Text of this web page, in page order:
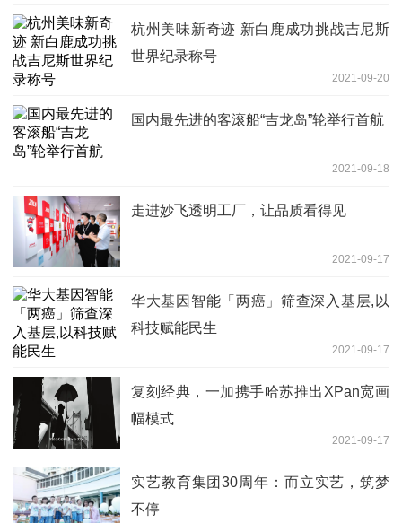
杭州美味新奇迹 新白鹿成功挑战吉尼斯
世界纪录称号
2021-09-20
国内最先进的客滚船“吉龙岛”轮举行首航
2021-09-18
走进妙飞透明工厂，让品质看得见
2021-09-17
华大基因智能「两癌」筛查深入基层,以
科技赋能民生
2021-09-17
复刻经典，一加携手哈苏推出XPan宽画
幅模式
2021-09-17
实艺教育集团30周年：而立实艺，筑梦
不停